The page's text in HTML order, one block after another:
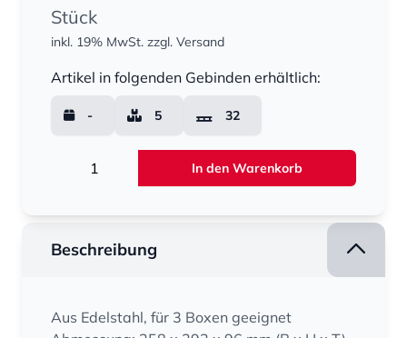
Stück
inkl. 19% MwSt. zzgl. Versand
Artikel in folgenden Gebinden erhältlich:
- 5 32
In den Warenkorb
Beschreibung
Aus Edelstahl, für 3 Boxen geeignet